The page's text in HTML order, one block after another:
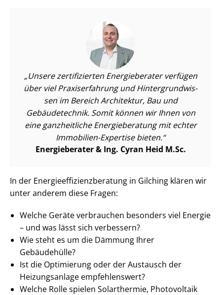
Unsere zertifizierten Energieberater verfügen
über viel Praxiserfahrung und Hin­ter­grund­wis­
sen im Bereich Architektur, Bau und
Gebäudetechnik. Somit können wir Ihnen von
eine ganzheitliche Energieberatung mit echter
Immobilien-Expertise bieten.
Energieberater & Ing. Cyran Heid M.Sc.
In der En­er­gie­ef­fi­zi­enz­be­ra­tung in Gilching klären wir
unter anderem diese Fragen:
Welche Geräte verbrauchen besonders viel Energie
– und was lässt sich verbessern?
Wie steht es um die Dämmung Ihrer
Gebäudehülle?
Ist die Optimierung oder der Austausch der
Heizungsanlage empfehlenswert?
Welche Rolle spielen Solarthermie, Photovoltaik